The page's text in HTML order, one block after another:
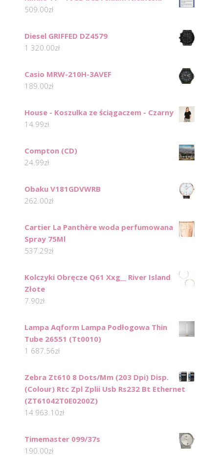
509.00zł
Diesel GRIFFED DZ4579
1 320.00zł
Casio MRW-210H-3AVEF
189.00zł
House - Koszulka ze ściągaczem - Czarny
14.99zł
Compton (CD)
24.99zł
Obaku V181GDVWRB
262.00zł
Cartier La Panthère woda perfumowana
Spray 75Ml
537.29zł
Kolczyki Obręcze Q61 Xxg__ River Island
Złote
7.90zł
Lampa Aqform Lampa Podłogowa Thin
Tube 26551 (Tt0010)
1 687.56zł
Zebra Zt610 8 Dots/Mm (203 Dpi) Disp.
(Colour) Rtc Zpl Zplii Usb Rs232 Bt Ethernet
(ZT61042T0E0200Z)
14 963.10zł
Timemaster 099/37s
190.00zł